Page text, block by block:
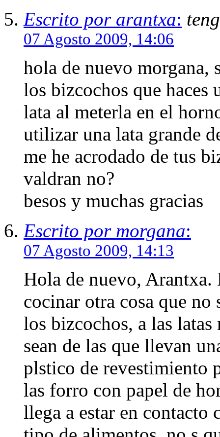
Escrito por arantxa:
07 Agosto 2009, 14:06
hola de nuevo morgana,
los bizcochos que haces
lata al meterla en el
utilizar una lata grande
me he acrodado de tus
valdran no?
besos y muchas gracias
Escrito por morgana:
07 Agosto 2009, 14:13
Hola de nuevo, Arantxa.
cocinar otra cosa que no
los bizcochos, a las latas
sean de las que llevan
plstico de revestimiento
las forro con papel de
llega a estar en contacto